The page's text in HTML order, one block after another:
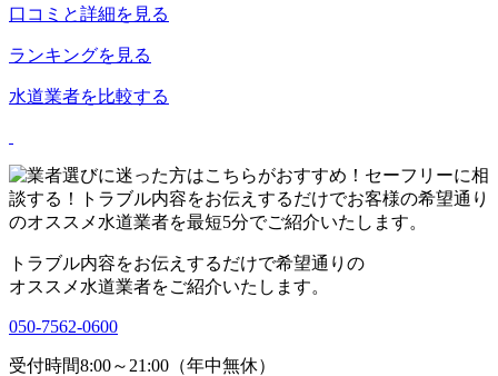
口コミと詳細を見る
ランキングを見る
水道業者を比較する
トラブル内容をお伝えするだけで希望通りの
オススメ水道業者をご紹介いたします。
050-7562-0600
受付時間8:00～21:00（年中無休）